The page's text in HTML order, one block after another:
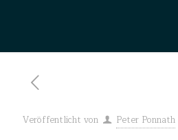
Veröffentlicht von Peter Ponnath